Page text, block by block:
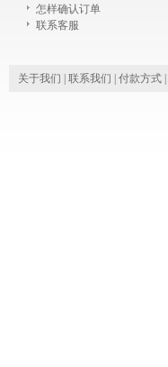
怎样确认订单
联系客服
关于我们 联系我们 付款方式